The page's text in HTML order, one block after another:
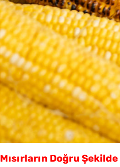
Mısırların Doğru